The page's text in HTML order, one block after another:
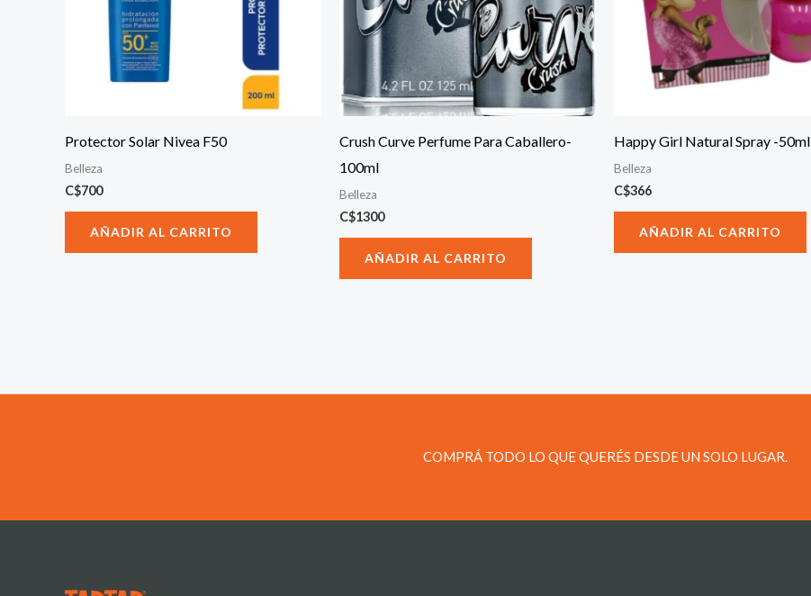
Protector Solar Nivea F50
Belleza
C$700
AÑADIR AL CARRITO
Crush Curve Perfume Para Caballero-
100ml
Belleza
C$1300
AÑADIR AL CARRITO
Happy Girl Natural Spray -50ml
Belleza
C$366
AÑADIR AL CARRITO
COMPRÁ TODO LO QUE QUERÉS DESDE UN SOLO LUGAR.